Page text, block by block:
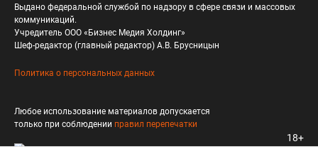
Выдано федеральной службой по надзору в сфере связи и массовых
коммуникаций.
Учредитель ООО «Бизнес Медия Холдинг»
Шеф-редактор (главный редактор) А.В. Брусницын
Политика о персональных данных
Любое использование материалов допускается
только при соблюдении правил перепечатки
18+